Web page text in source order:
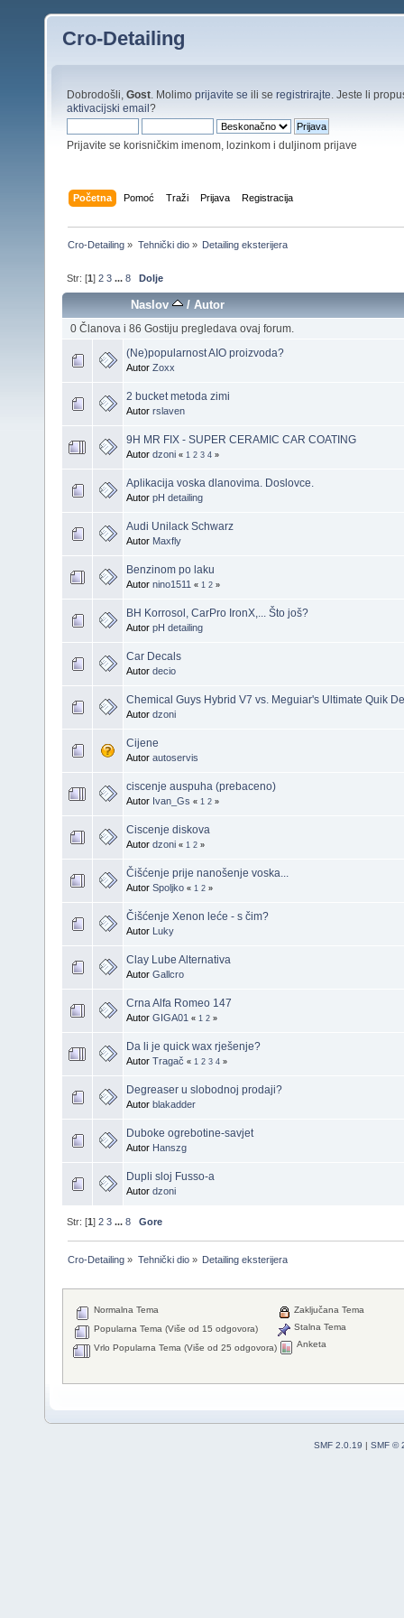
Cro-Detailing
Dobrodošli, Gost . Molimo prijavite se ili se registrirajte . Jeste li
aktivacijski email?
Prijavite se korisničkim imenom, lozinkom i duljinom prijave
Početna Pomoć Traži Prijava Registracija
Cro-Detailing » Tehnički dio» Detailing eksterijera
Str: [1]2 3 ...8 Dolje
Naslov /Autor
0 Članova i 86 Gostiju pregledava ovaj forum.
(Ne)popularnost AIO proizvoda?
Autor Zoxx
2 bucket metoda zimi
Autor rslaven
9H MR FIX - SUPER CERAMIC CAR COATING
Autor dzoni « 1 2 3 4 »
Aplikacija voska dlanovima. Doslovce.
Autor pH detailing
Audi Unilack Schwarz
Autor Maxfly
Benzinom po laku
Autor nino1511 « 1 2 »
BH Korrosol, CarPro IronX,... Što još?
Autor pH detailing
Car Decals
Autor decio
Chemical Guys Hybrid V7 vs. Meguiar's Ultimate Quik
Autor dzoni
Cijene
Autor autoservis
ciscenje auspuha (prebaceno)
Autor Ivan_Gs « 1 2 »
Ciscenje diskova
Autor dzoni « 1 2 »
Čišćenje prije nanošenje voska...
Autor Spoljko « 1 2 »
Čišćenje Xenon leće - s čim?
Autor Luky
Clay Lube Alternativa
Autor Gallcro
Crna Alfa Romeo 147
Autor GIGA01 « 1 2 »
Da li je quick wax rješenje?
Autor Tragač « 1 2 3 4 »
Degreaser u slobodnoj prodaji?
Autor blakadder
Duboke ogrebotine-savjet
Autor Hanszg
Dupli sloj Fusso-a
Autor dzoni
Str: [1]2 3 ...8 Gore
Cro-Detailing » Tehnički dio» Detailing eksterijera
Normalna Tema
Popularna Tema (Više od 15 odgovora)
Vrlo Popularna Tema (Više od 25 odgovora)
Zaključana Tema
Stalna Tema
Anketa
SMF 2.0.19 | SMF ©